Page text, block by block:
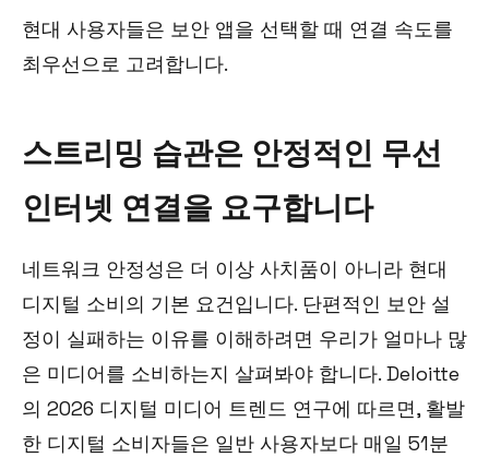
현대 사용자들은 보안 앱을 선택할 때 연결 속도를
최우선으로 고려합니다.
스트리밍 습관은 안정적인 무선
인터넷 연결을 요구합니다
네트워크 안정성은 더 이상 사치품이 아니라 현대
디지털 소비의 기본 요건입니다. 단편적인 보안 설
정이 실패하는 이유를 이해하려면 우리가 얼마나 많
은 미디어를 소비하는지 살펴봐야 합니다. Deloitte
의 2026 디지털 미디어 트렌드 연구에 따르면, 활발
한 디지털 소비자들은 일반 사용자보다 매일 51분